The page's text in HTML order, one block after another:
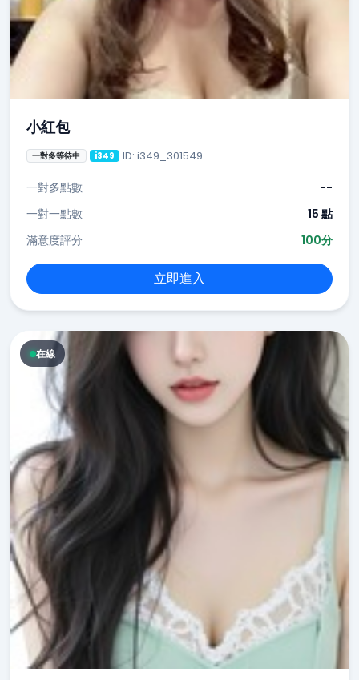
小紅包
一對多等待中 i349 ID: i349_301549
一對多點數
--
一對一點數
15 點
滿意度評分
100分
立即進入
在線